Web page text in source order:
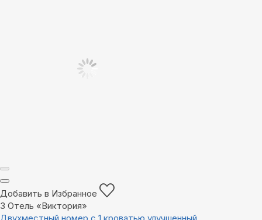
Добавить в Избранное
3 Отель «Виктория»